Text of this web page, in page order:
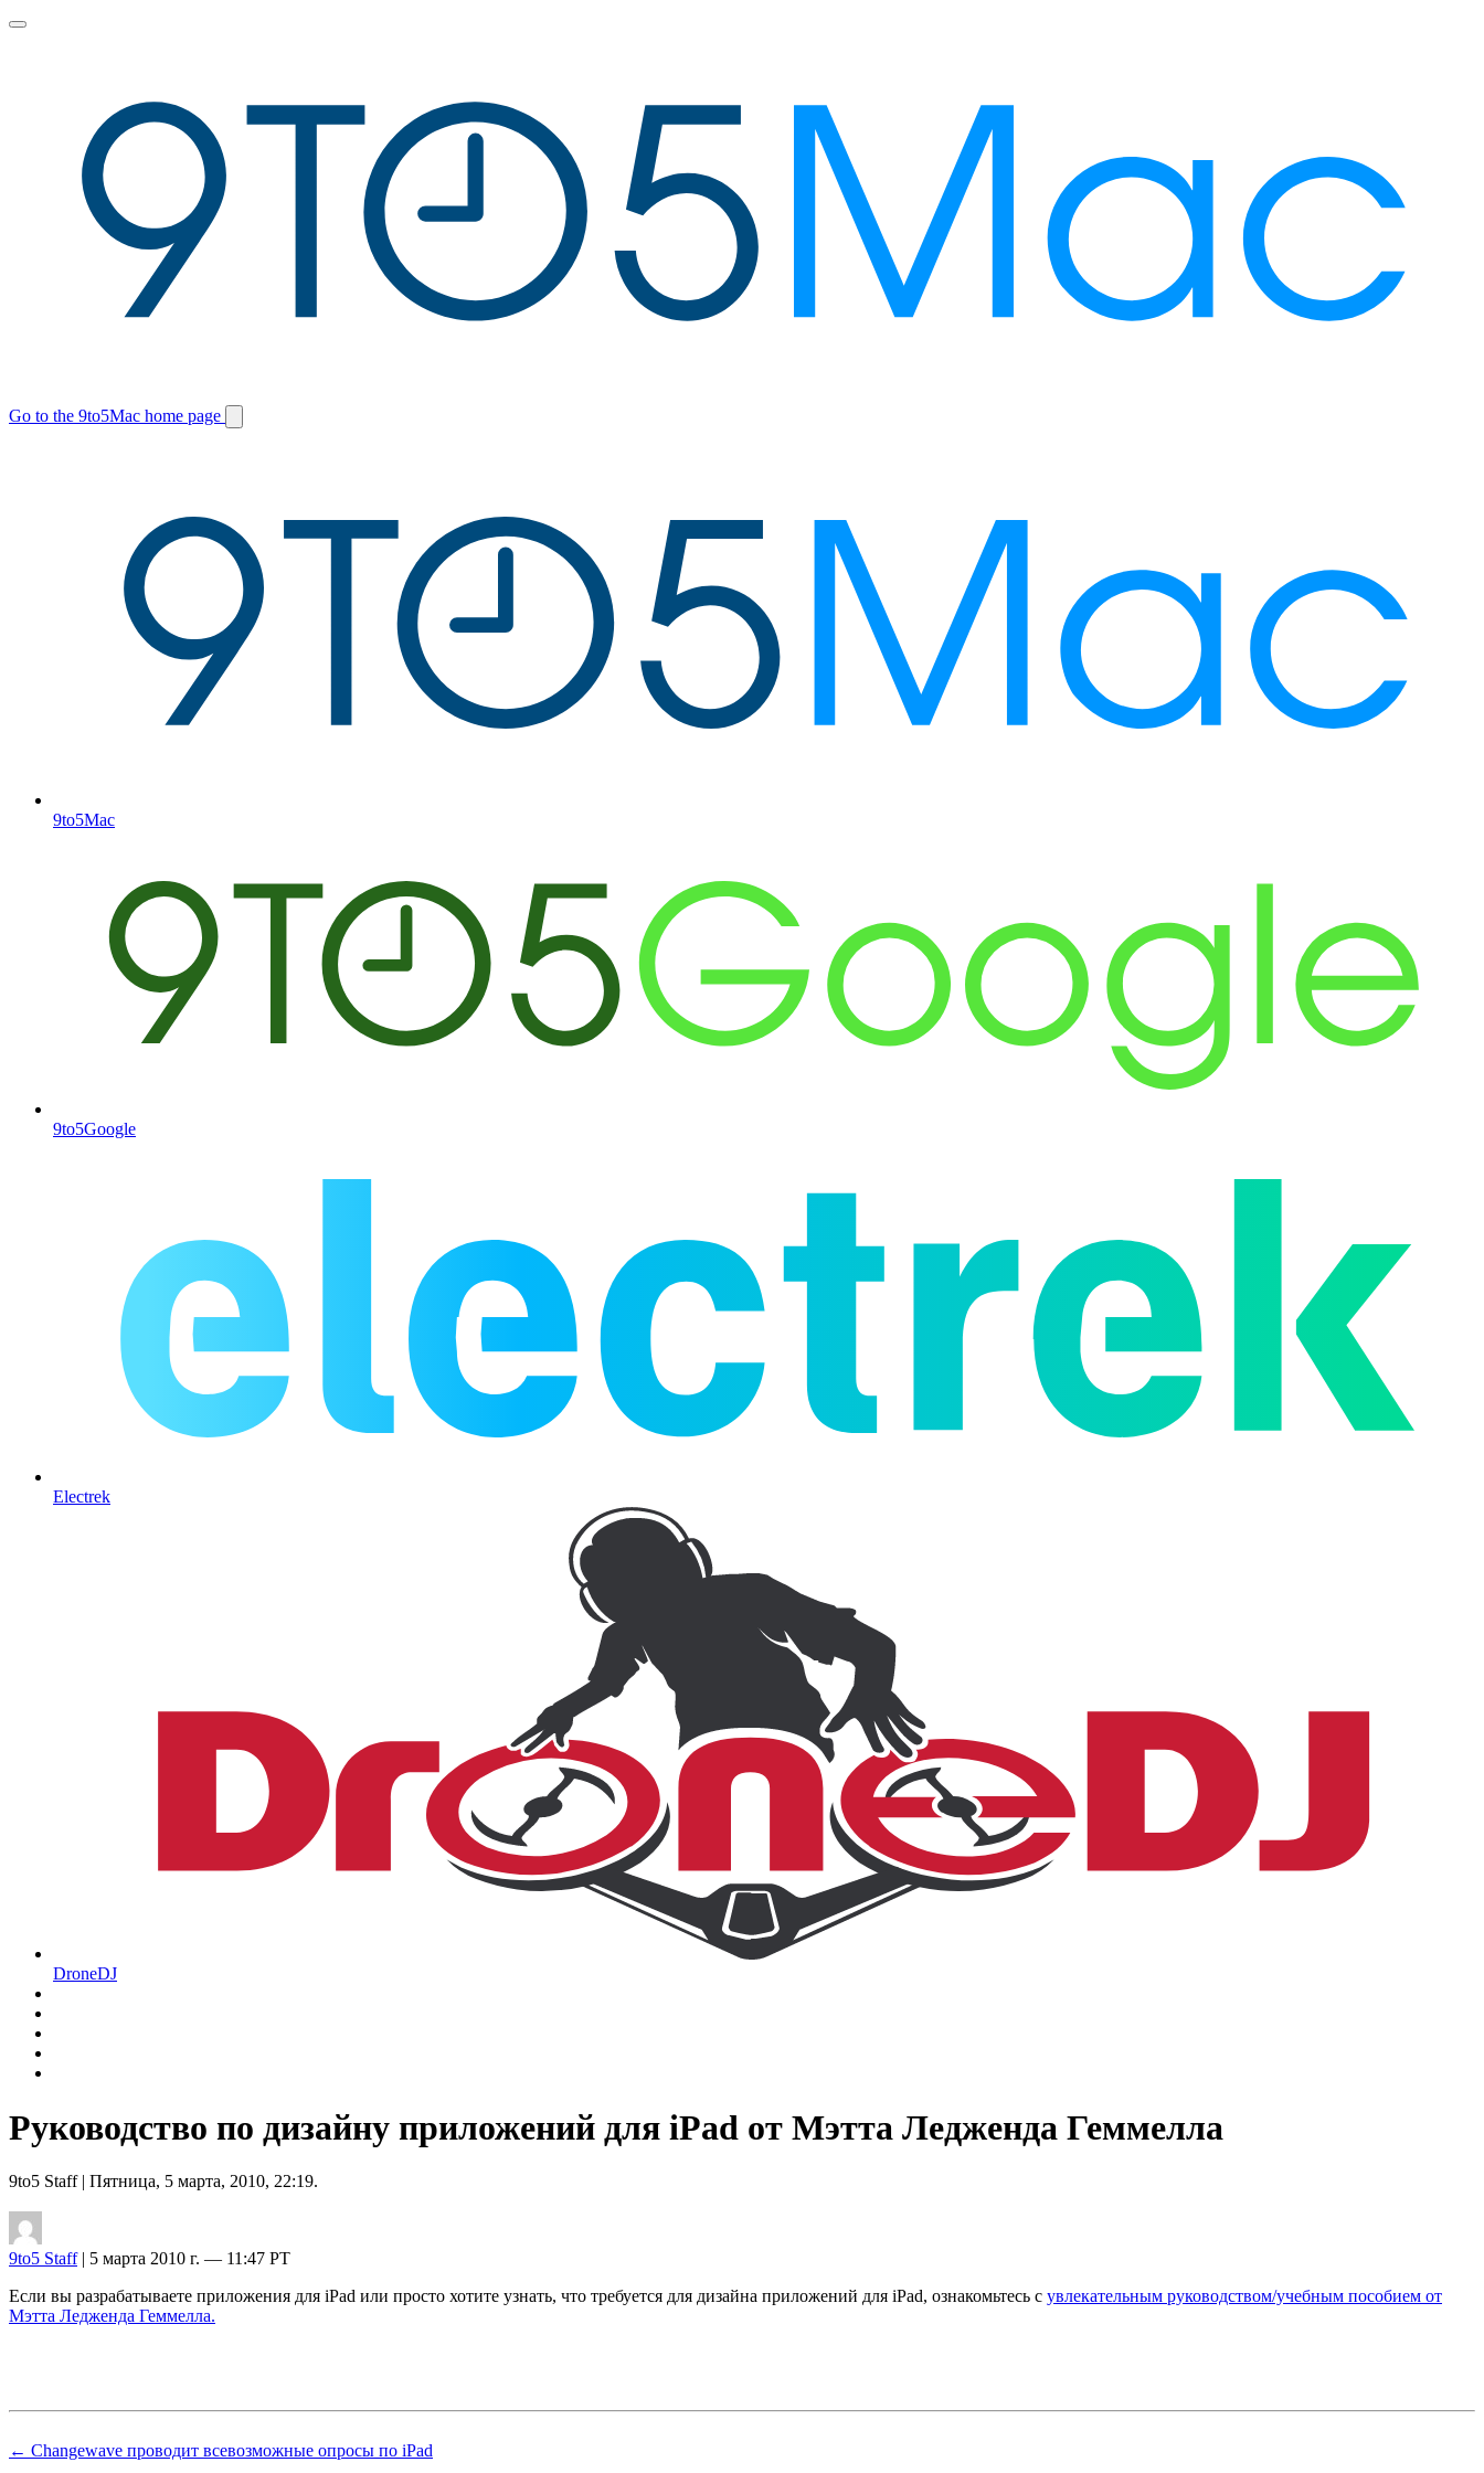
Toggle
Go to the 9to5Mac home page
Switch
9to5Mac
9to5Google
Electrek
DroneDJ
Руководство по дизайну приложений для iPad от Мэтта Ледженда Геммелла
9to5 Staff| Пятница, 5 марта, 2010, 22:19.
9to5 Staff| 5 марта 2010 г. — 11:47 PT
Если вы разрабатываете приложения для iPad или просто хотите узнать, что требуется для дизайна приложений для iPad, ознакомьтесь с увлекательным руководством/учебным пособием от
Мэтта Ледженда Геммелла.
← Changewave проводит всевозможные опросы по iPad